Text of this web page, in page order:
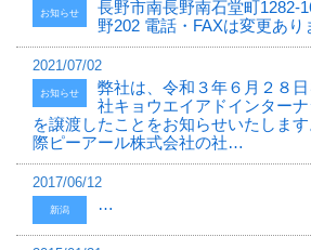
お知らせ
長野市南長野南石堂町1282-
野202 電話・FAXは変更あり
2021/07/02
お知らせ
弊社は、令和３年６月２８
社キョウエイアドインター
を譲渡したことをお知らせいたしま
際ピーアール株式会社の社…
2017/06/12
新潟 …